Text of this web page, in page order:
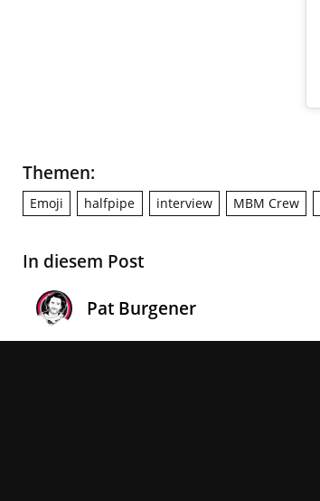
Themen:
Emoji halfpipe interview MBM Crew
In diesem Post
Pat Burgener